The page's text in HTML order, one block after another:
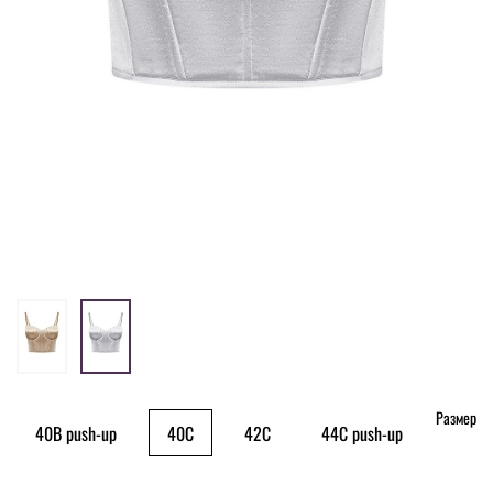
Размер
40B push-up 40C 42C 44C push-up